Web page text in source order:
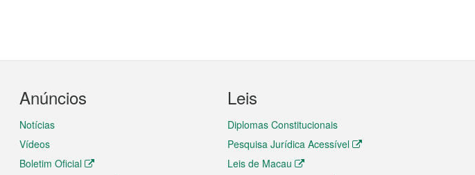
Anúncios
Notícias
Vídeos
Boletim Oficial
Leis
Diplomas Constitucionais
Pesquisa Jurídica Acessível
Leis de Macau